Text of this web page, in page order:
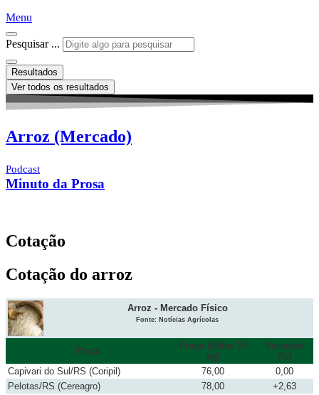
Menu
Pesquisar ...
Resultados
Ver todos os resultados
Arroz (Mercado)
Podcast
Minuto da Prosa
Cotação
Cotação do arroz
Arroz - Mercado Físico
Fonte: Notícias Agrícolas
Praça
Preço (R$/sc 50
kg)
Variação
(%)
Capivari do Sul/RS (Coripil)
76,00
0,00
Pelotas/RS (Cereagro)
78,00
+2,63